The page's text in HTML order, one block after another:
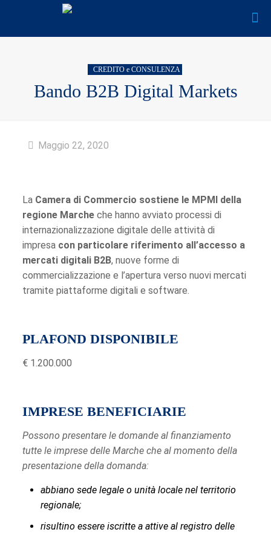
CREDITO e CONSULENZA
Bando B2B Digital Markets
Maggio 22, 2020
LaCamera di Commercio sostiene le MPMI della
regione Marcheche hanno avviato processi di
internazionalizzazione digitale delle attività di
impresa con particolare riferimento all’accesso a
mercati digitali B2B, nuove forme di
commercializzazione e l’apertura verso nuovi mercati
tramite piattaforme digitali e software.
PLAFOND DISPONIBILE
€ 1.200.000
IMPRESE BENEFICIARIE
Possono presentare le domande al finanziamento
tutte le imprese delle Marche che al momento della
presentazione della domanda:
abbiano sede legale o unità locale nel territorio
regionale;
risultino essere iscritte a attive al registro delle